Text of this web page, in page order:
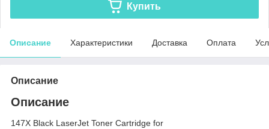
Купить
Описание Характеристики Доставка Оплата
Описание
Описание
147X Black LaserJet Toner Cartridge for